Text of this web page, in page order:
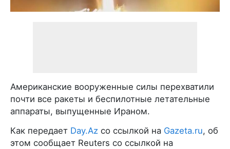
Американские вооруженные силы перехватили
почти все ракеты и беспилотные летательные
аппараты, выпущенные Ираном.
Как передает Day.Az со ссылкой на Gazeta.ru, об
этом сообщает Reuters со ссылкой на